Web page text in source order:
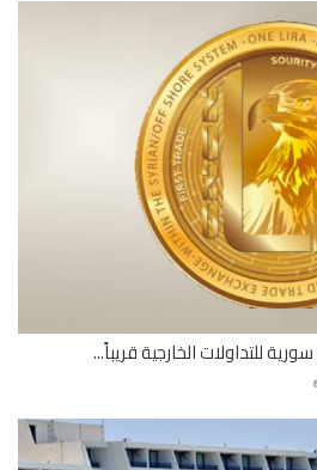
الخارجية قريباً...